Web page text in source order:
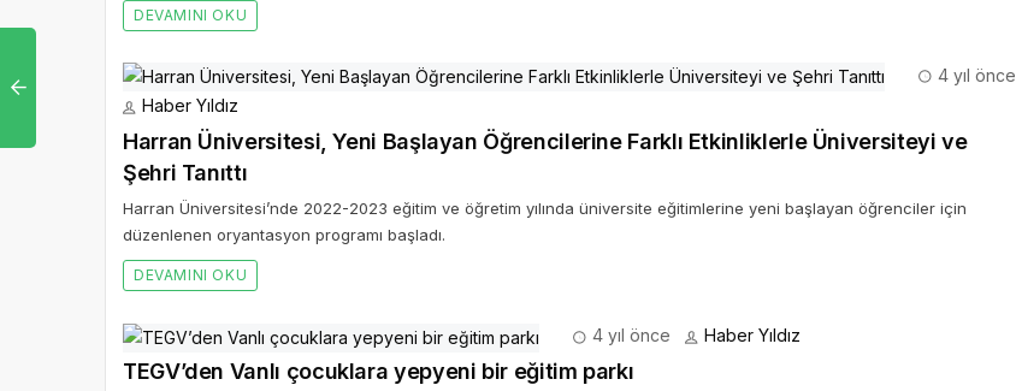
DEVAMINI OKU
4 yıl önce
Haber Yıldız
Harran Üniversitesi, Yeni Başlayan Öğrencilerine Farklı Etkinliklerle Üniversiteyi ve
Şehri Tanıttı
Harran Üniversitesi’nde 2022-2023 eğitim ve öğretim yılında üniversite eğitimlerine yeni başlayan öğrenciler için
düzenlenen oryantasyon programı başladı.
DEVAMINI OKU
4 yıl önce Haber Yıldız
TEGV’den Vanlı çocuklara yepyeni bir eğitim parkı